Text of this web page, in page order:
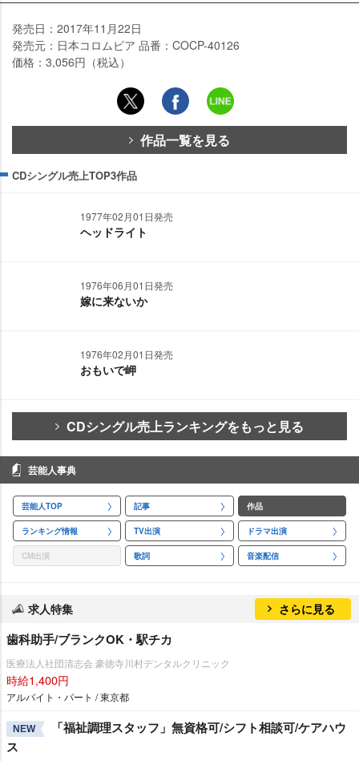
発売日：2017年11月22日
発売元：日本コロムビア 品番：COCP-40126
価格：3,056円（税込）
作品一覧を見る
CDシングル売上TOP3作品
1977年02月01日発売
ヘッドライト
1976年06月01日発売
嫁に来ないか
1976年02月01日発売
おもいで岬
CDシングル売上ランキングをもっと見る
芸能人事典
芸能人TOP 記事 作品
ランキング情報 TV出演 ドラマ出演
CM出演 歌詞 音楽配信
求人特集 さらに見る
歯科助手/ブランクOK・駅チカ
医療法人社団清志会 豪徳寺川村デンタルクリニック
時給1,400円
アルバイト・パート / 東京都
NEW
「福祉調理スタッフ」無資格可/シフト相談可/ケアハウ
ス